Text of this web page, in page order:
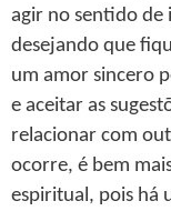
agir no sentido de
desejando que
um amor sincero
e aceitar as
relacionar com
ocorre, é bem
espiritual, pois há